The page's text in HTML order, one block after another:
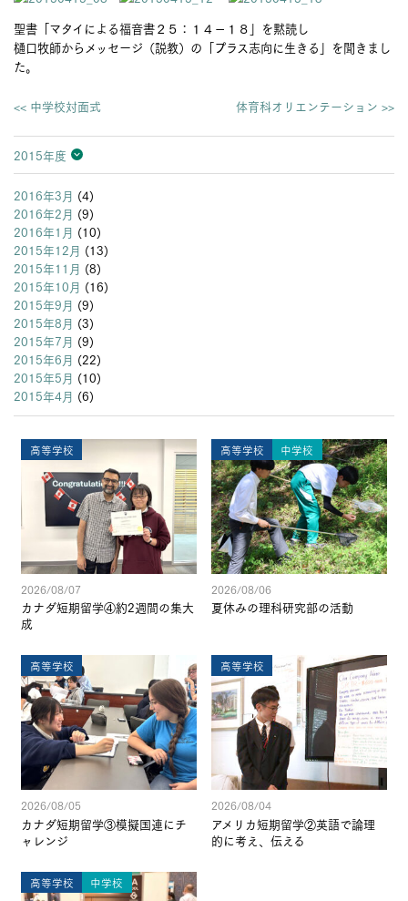
聖書「マタイによる福音書２５：１４－１８」を黙読し
樋口牧師からメッセージ（説教）の「プラス志向に生きる」を聞きまし
た。
<< 中学校対面式 体育科オリエンテーション >>
2015年度
2026年度
2025年度
2024年度
2023年度
2022年度
2021年度
2020年度
2019年度
2018年度
2017年度
2016年度
2015年度
2014年度
2013年度
2016年3月 (4)
2016年2月 (9)
2016年1月 (10)
2015年12月 (13)
2015年11月 (8)
2015年10月 (16)
2015年9月 (9)
2015年8月 (3)
2015年7月 (9)
2015年6月 (22)
2015年5月 (10)
2015年4月 (6)
高等学校
2026/08/07
カナダ短期留学④約2週間の集大
成
高等学校 中学校
2026/08/06
夏休みの理科研究部の活動
高等学校
2026/08/05
カナダ短期留学③模擬国連にチ
ャレンジ
高等学校
2026/08/04
アメリカ短期留学②英語で論理
的に考え、伝える
高等学校 中学校